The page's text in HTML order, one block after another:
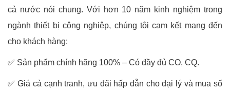
cả nước nói chung. Với hơn 10 năm kinh nghiệm trong
ngành thiết bị công nghiệp, chúng tôi cam kết mang đến
cho khách hàng:
✅ Sản phẩm chính hãng 100% – Có đầy đủ CO, CQ.
✅Giá cả cạnh tranh, ưu đãi hấp dẫn cho đại lý và mua số